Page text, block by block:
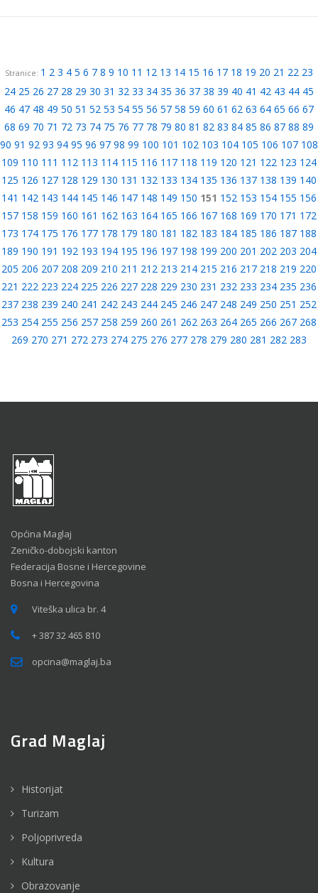
Stranice: 1 2 3 4 5 6 7 8 9 10 11 12 13 14 15 16 17 18 19 20 21 22 23
24 25 26 27 28 29 30 31 32 33 34 35 36 37 38 39 40 41 42 43 44 45
46 47 48 49 50 51 52 53 54 55 56 57 58 59 60 61 62 63 64 65 66 67
68 69 70 71 72 73 74 75 76 77 78 79 80 81 82 83 84 85 86 87 88 89
90 91 92 93 94 95 96 97 98 99 100 101 102 103 104 105 106 107 108
109 110 111 112 113 114 115 116 117 118 119 120 121 122 123 124
125 126 127 128 129 130 131 132 133 134 135 136 137 138 139 140
141 142 143 144 145 146 147 148 149 150 151 152 153 154 155 156
157 158 159 160 161 162 163 164 165 166 167 168 169 170 171 172
173 174 175 176 177 178 179 180 181 182 183 184 185 186 187 188
189 190 191 192 193 194 195 196 197 198 199 200 201 202 203 204
205 206 207 208 209 210 211 212 213 214 215 216 217 218 219 220
221 222 223 224 225 226 227 228 229 230 231 232 233 234 235 236
237 238 239 240 241 242 243 244 245 246 247 248 249 250 251 252
253 254 255 256 257 258 259 260 261 262 263 264 265 266 267 268
269 270 271 272 273 274 275 276 277 278 279 280 281 282 283
Općina Maglaj
Zeničko-dobojski kanton
Federacija Bosne i Hercegovine
Bosna i Hercegovina
Viteška ulica br. 4
+ 387 32 465 810
opcina@maglaj.ba
Grad Maglaj
Historijat
Turizam
Poljoprivreda
Kultura
Obrazovanje